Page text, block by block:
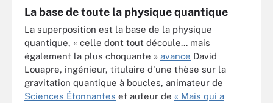
La base de toute la physique quantique
La superposition est la base de la physique
quantique, « celle dont tout découle... mais
également la plus choquante » avance David
Louapre, ingénieur, titulaire d'une thèse sur la
gravitation quantique à boucles, animateur de
Sciences Étonnantes et auteur de « Mais qui a